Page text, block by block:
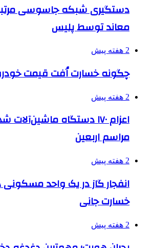
دستگیری شبکه جاسوسی
معاند توسط پلیس
2 هفته پیش
چگونه خسارت اُفت قیمت
2 هفته پیش
اعزام ۱۷۰ دستگاه
مراسم اربعین
2 هفته پیش
انفجار گاز در یک واحد مسکونی
خسارت جانی
2 هفته پیش